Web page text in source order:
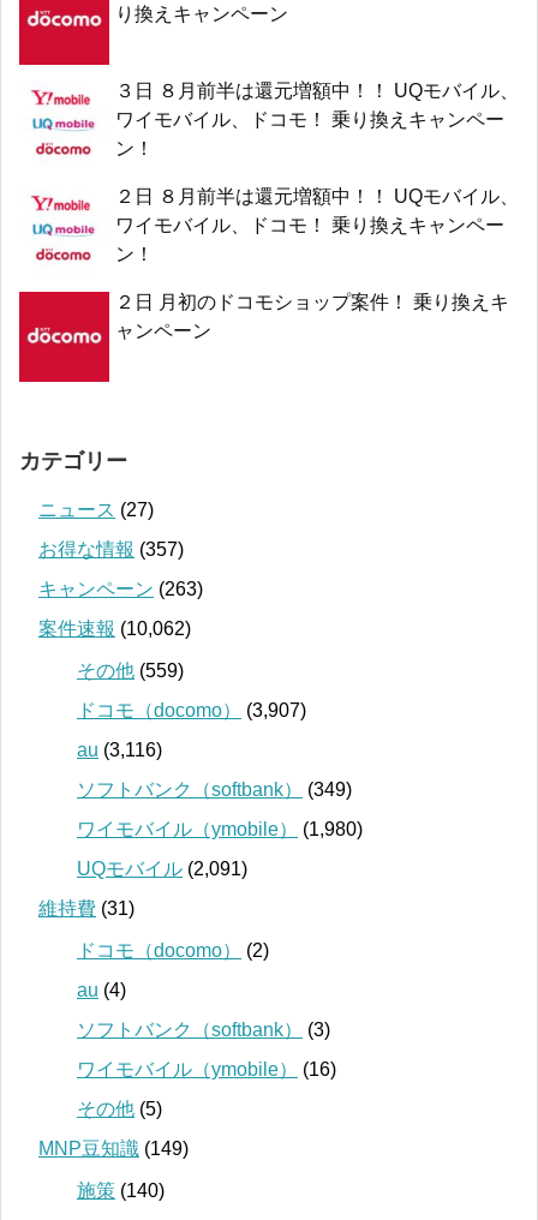
り換えキャンペーン
３日 ８月前半は還元増額中！！ UQモバイル、
ワイモバイル、ドコモ！ 乗り換えキャンペー
ン！
２日 ８月前半は還元増額中！！ UQモバイル、
ワイモバイル、ドコモ！ 乗り換えキャンペー
ン！
２日 月初のドコモショップ案件！ 乗り換えキ
ャンペーン
カテゴリー
ニュース (27)
お得な情報 (357)
キャンペーン (263)
案件速報 (10,062)
その他 (559)
ドコモ（docomo）
(3,907)
au (3,116)
ソフトバンク（softbank）
(349)
ワイモバイル（ymobile）
(1,980)
UQモバイル (2,091)
維持費 (31)
ドコモ（docomo）
(2)
au (4)
ソフトバンク（softbank）
(3)
ワイモバイル（ymobile）
(16)
その他 (5)
MNP豆知識 (149)
施策 (140)